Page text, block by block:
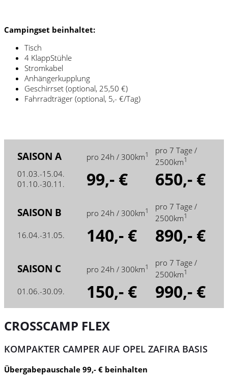
Campingset beinhaltet:
Tisch
4 KlappStühle
Stromkabel
Anhängerkupplung
Geschirrset (optional, 25,50 €)
Fahrradträger (optional, 5,- €/Tag)
SAISON A pro 24h / 300km1
pro 7 Tage /
2500km1
01.03.-15.04.
01.10.-30.11.
99,- € 650,- €
SAISON B pro 24h / 300km1
pro 7 Tage /
2500km1
16.04.-31.05. 140,- € 890,- €
SAISON C pro 24h / 300km1
pro 7 Tage /
2500km1
01.06.-30.09. 150,- € 990,- €
CROSSCAMP FLEX
KOMPAKTER CAMPER AUF OPEL ZAFIRA BASIS
Übergabepauschale 99,- € beinhalten